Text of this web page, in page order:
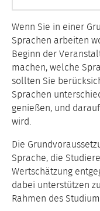
Wenn Sie in einer
Sprachen arbeiten
Beginn der
machen, welche
sollten Sie
Sprachen
genießen, und
wird.
Die
Sprache, die
Wertschätzung
dabei unterstützen
Rahmen des